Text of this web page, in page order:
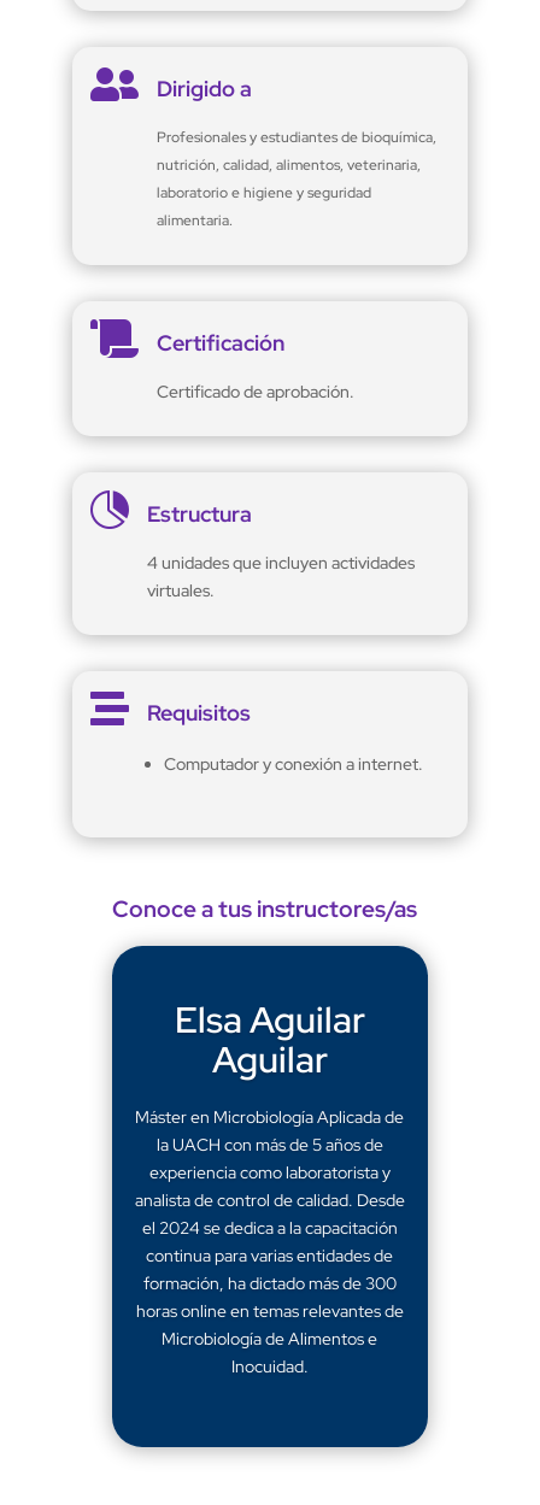
 Dirigido a
Profesionales y estudiantes de bioquímica,
nutrición, calidad, alimentos, veterinaria,
laboratorio e higiene y seguridad
alimentaria.
 Certificación
Certificado de aprobación.
 Estructura
4 unidades que incluyen actividades
virtuales.
 Requisitos
Computador y conexión a internet.
Conoce a tus instructores/as
Elsa Aguilar
Aguilar
Máster en Microbiología Aplicada de
la UACH con más de 5 años de
experiencia como laboratorista y
analista de control de calidad. Desde
el 2024 se dedica a la capacitación
continua para varias entidades de
formación, ha dictado más de 300
horas online en temas relevantes de
Microbiología de Alimentos e
Inocuidad.